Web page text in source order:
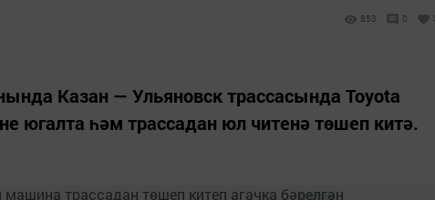
853 0
Казан — Ульяновск трассасында Toyota
югалта һәм трассадан юл читенә төшеп китә.